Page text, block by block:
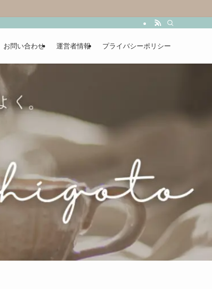
お問い合わせ 運営者情報 プライバシーポリシー